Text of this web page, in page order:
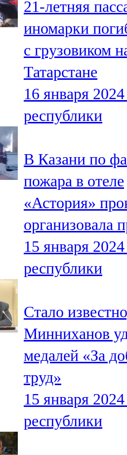
106,1 FM
Кама тамагы
71,51 FM
Кукмара
107,9 FM
Лениногорский
Мамадыш
106,2 FM
Минзәлә
107,3 FM
Мөслим
100,0 FM
104,7 FM
Олы Әтнә
71,42 FM
Сарман
107,8 FM
Теләче
21-летняя
иномарки
с грузовиком
Татарстане
16 января 2024
республики
В Казани по
пожара в отеле
«Астория»
организовала
15 января 2024
республики
Стало
Минниханов
медалей «За
труд»
15 января 2024
республики